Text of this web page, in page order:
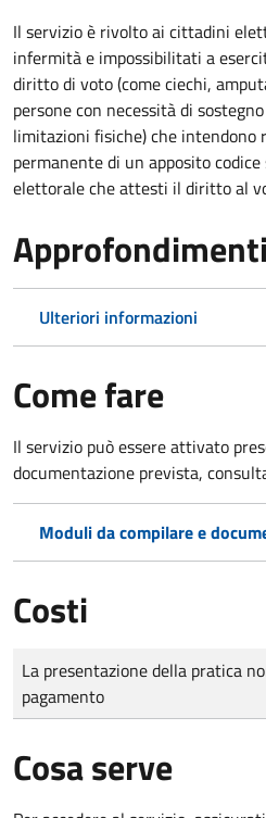
Il servizio è rivolto ai cittadini
infermità e impossibilitati a
diritto di voto (come ciechi,
persone con necessità di
limitazioni fisiche) che intendono
permanente di un apposito
elettorale che attesti il diritto al
Approfondimenti
Ulteriori informazioni
Come fare
Il servizio può essere attivato
documentazione prevista,
Moduli da compilare e
Costi
Tipo di pagamento
Importo
La presentazione della pratica
pagamento
Cosa serve